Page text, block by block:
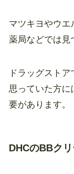
マツキヨやウエ
薬局などでは
ドラッグスト
思っていた方に
要があります。
DHCのBBク